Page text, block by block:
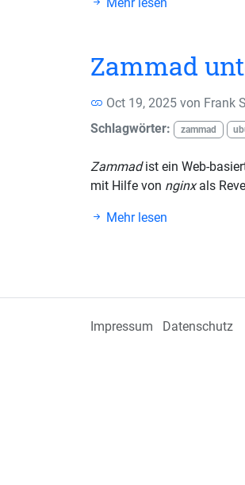
Zammad
Oct 19, 2025 von Frank
Schlagwörter:
zammad
Zammadist ein Web-
mit Hilfe von nginxals
Mehr lesen
Impressum Datenschutz